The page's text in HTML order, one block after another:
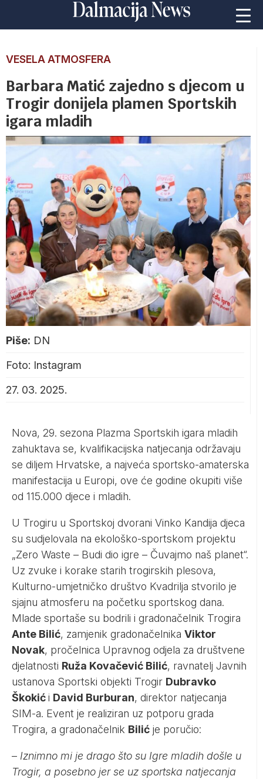
VESELA ATMOSFERA
Barbara Matić zajedno s djecom u
Trogir donijela plamen Sportskih
igara mladih
Piše: DN
Foto: Instagram
27. 03. 2025.
Nova, 29. sezona Plazma Sportskih igara mladih
zahuktava se, kvalifikacijska natjecanja održavaju
se diljem Hrvatske, a najveća sportsko-amaterska
manifestacija u Europi, ove će godine okupiti više
od 115.000 djece i mladih.
U Trogiru u Sportskoj dvorani Vinko Kandija djeca
su sudjelovala na ekološko-sportskom projektu
„Zero Waste – Budi dio igre – Čuvajmo naš planet“.
Uz zvuke i korake starih trogirskih plesova,
Kulturno-umjetničko društvo Kvadrilja stvorilo je
sjajnu atmosferu na početku sportskog dana.
Mlade sportaše su bodrili i gradonačelnik Trogira
Ante Bilić, zamjenik gradonačelnika Viktor
Novak, pročelnica Upravnog odjela za društvene
djelatnosti Ruža Kovačević Bilić, ravnatelj Javnih
ustanova Sportski objekti Trogir Dubravko
Škokići David Burburan, direktor natjecanja
SIM-a. Event je realiziran uz potporu grada
Trogira, a gradonačelnik Bilić je poručio:
– Iznimno mi je drago što su Igre mladih došle u
Trogir, a posebno jer se uz sportska natjecanja